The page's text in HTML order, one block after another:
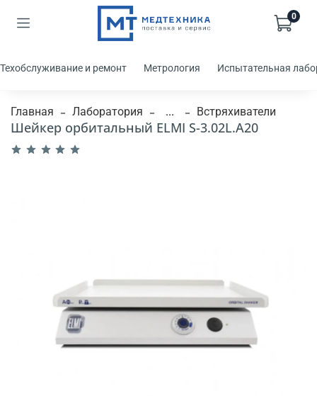
0
Техобслуживание и ремонт Метрология Испытательная
Главная Лаборатория ... Встряхиватели
Шейкер орбитальный ELMI S-3.02L.А20